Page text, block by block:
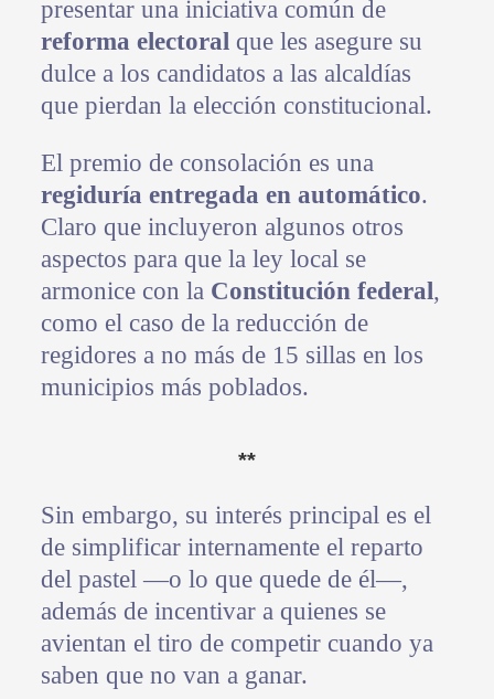
presentar una iniciativa común de
reforma electoralque les asegure su
dulce a los candidatos a las alcaldías
que pierdan la elección constitucional.
El premio de consolación es una
regiduría entregada en automático.
Claro que incluyeron algunos otros
aspectos para que la ley local se
armonice con la Constitución federal,
como el caso de la reducción de
regidores a no más de 15 sillas en los
municipios más poblados.
**
Sin embargo, su interés principal es el
de simplificar internamente el reparto
del pastel —o lo que quede de él—,
además de incentivar a quienes se
avientan el tiro de competir cuando ya
saben que no van a ganar.